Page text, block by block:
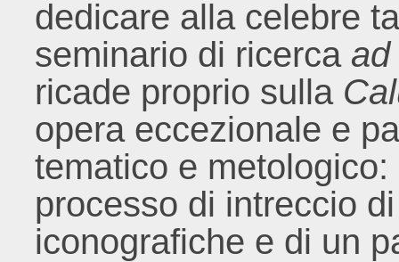
dedicare alla celebre
seminario di ricerca ad
ricade proprio sulla
opera eccezionale e
tematico e
processo di intreccio
iconografiche e di un